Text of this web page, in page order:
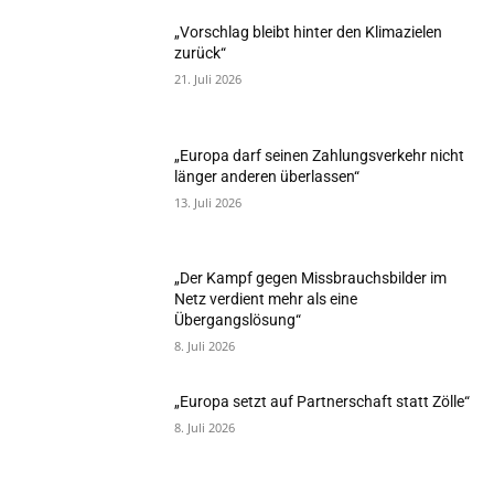
„Vorschlag bleibt hinter den Klimazielen
zurück“
21. Juli 2026
„Europa darf seinen Zahlungsverkehr nicht
länger anderen überlassen“
13. Juli 2026
„Der Kampf gegen Missbrauchsbilder im
Netz verdient mehr als eine
Übergangslösung“
8. Juli 2026
„Europa setzt auf Partnerschaft statt Zölle“
8. Juli 2026